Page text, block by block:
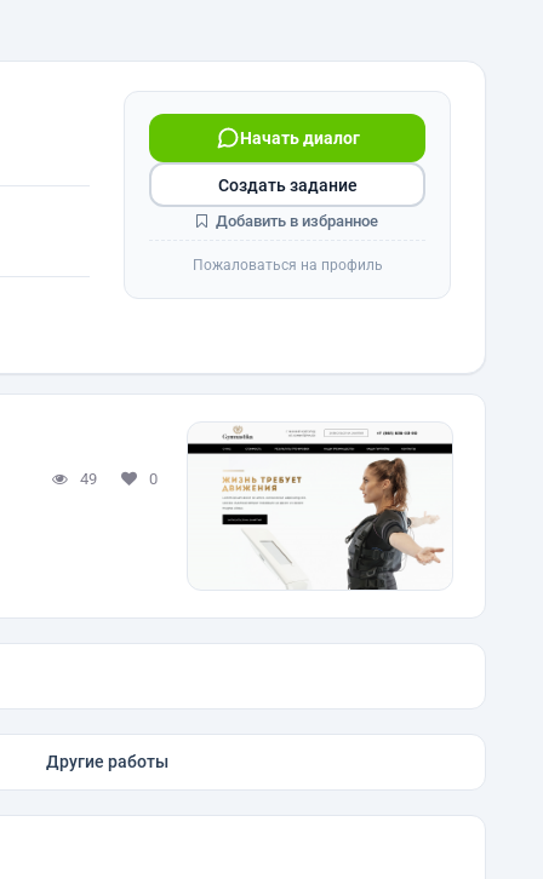
Начать диалог
Создать задание
Добавить в избранное
Пожаловаться на профиль
49 0
Другие работы